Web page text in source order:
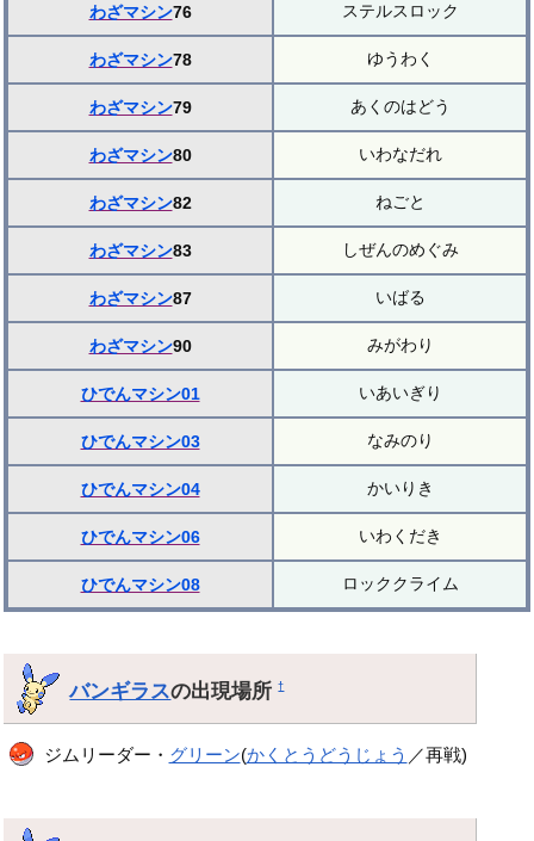
わざマシン76 ステルスロック
わざマシン78 ゆうわく
わざマシン79 あくのはどう
わざマシン80 いわなだれ
わざマシン82 ねごと
わざマシン83 しぜんのめぐみ
わざマシン87 いばる
わざマシン90 みがわり
ひでんマシン01 いあいぎり
ひでんマシン03 なみのり
ひでんマシン04 かいりき
ひでんマシン06 いわくだき
ひでんマシン08 ロッククライム
バンギラスの出現場所†
ジムリーダー・ グリーン(かくとうどうじょう ／再戦)